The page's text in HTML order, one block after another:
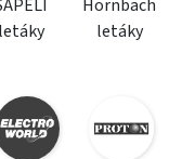
letáky
Hornbach
letáky